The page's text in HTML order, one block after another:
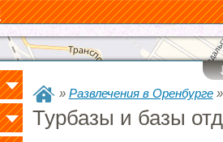
» Развлечения в Оренбурге»
Турбазы и базы